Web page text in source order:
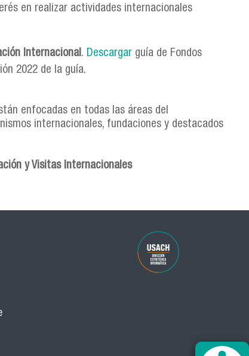
en realizar actividades internacionales
Internacional. Descargar guía de Fondos
2022 de la guía.
enfocadas en todas las áreas del
internacionales, fundaciones y destacados
y Visitas Internacionales